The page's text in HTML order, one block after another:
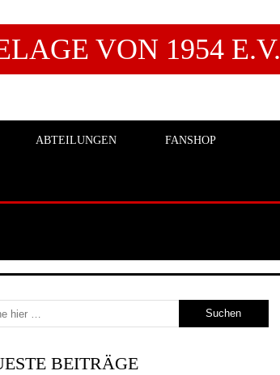
VON 1954 E.V.
ABTEILUNGEN FANSHOP
BEITRÄGE